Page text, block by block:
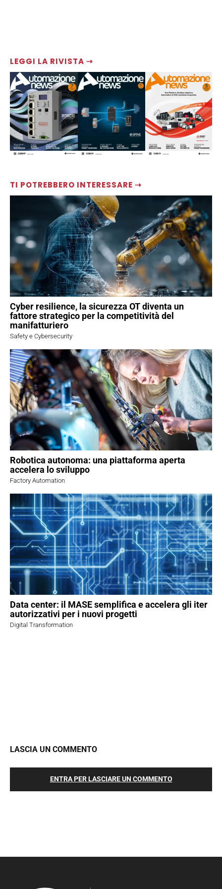
LEGGI LA RIVISTA ⇢
TI POTREBBERO INTERESSARE ⇢
Cyber resilience, la sicurezza OT diventa un
fattore strategico per la competitività del
manifatturiero
Safety e Cybersecurity
Robotica autonoma: una piattaforma aperta
accelera lo sviluppo
Factory Automation
Data center: il MASE semplifica e accelera gli iter
autorizzativi per i nuovi progetti
Digital Transformation
LASCIA UN COMMENTO
ENTRA PER LASCIARE UN COMMENTO